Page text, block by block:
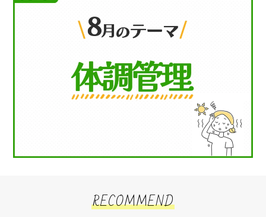
RECOMMEND